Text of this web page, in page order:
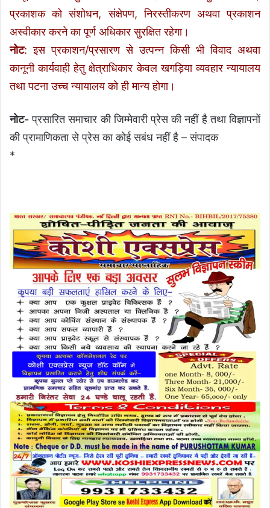
प्रकाशक को संशोधन, संक्षेपण, निरस्तीकरण अथवा प्रकाशन
अस्वीकार करने का पूर्ण अधिकार सुरक्षित रहेगा।
नोट: इस प्रकाशन/प्रसारण से उत्पन्न किसी भी विवाद अथवा
कानूनी कार्यवाही हेतु क्षेत्राधिकार केवल खगड़िया व्यवहार न्यायालय
तथा पटना उच्च न्यायालय को ही मान्य होगा।
नोट-प्रसारित समाचार की जिम्मेवारी प्रेस की नहीं है तथा विज्ञापनों
की प्रामाणिकता से प्रेस का कोई सबंध नहीं है – संपादक
*